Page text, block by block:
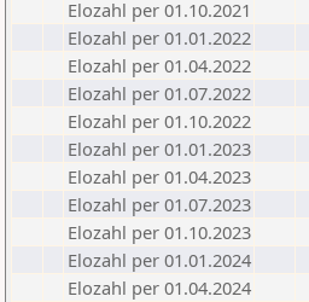
Elozahl per 01.10.2021
Elozahl per 01.01.2022
Elozahl per 01.04.2022
Elozahl per 01.07.2022
Elozahl per 01.10.2022
Elozahl per 01.01.2023
Elozahl per 01.04.2023
Elozahl per 01.07.2023
Elozahl per 01.10.2023
Elozahl per 01.01.2024
Elozahl per 01.04.2024